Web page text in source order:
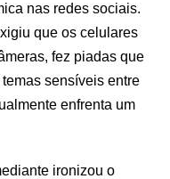
nas redes sociais.
que os celulares
fez piadas que
sensíveis entre
enfrenta um
ironizou o